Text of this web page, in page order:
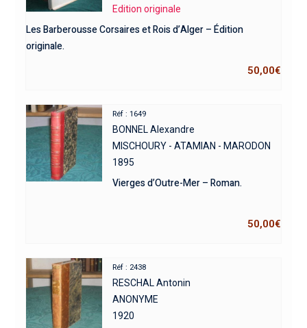
Edition originale
Les Barberousse Corsaires et Rois d’Alger – Édition
originale.
50,00€
Réf : 1649
BONNEL Alexandre
MISCHOURY - ATAMIAN - MARODON
1895
Vierges d’Outre-Mer – Roman.
50,00€
Réf : 2438
RESCHAL Antonin
ANONYME
1920